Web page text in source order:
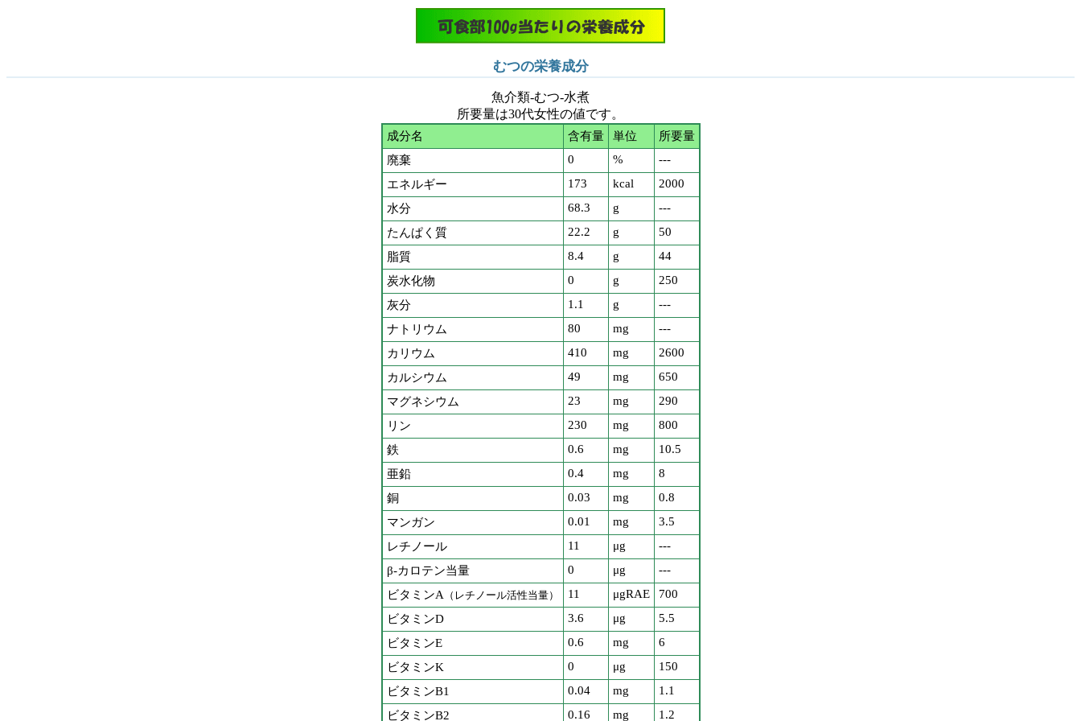
むつの栄養成分
魚介類-むつ-水煮
所要量は30代女性の値です。
成分名 含有量 単位
所要量
廃棄
0 %
---
エネルギー
173 kcal
2000
水分
68.3 g
---
たんぱく質
22.2 g
50
脂質
8.4 g
44
炭水化物
0 g
250
灰分
1.1 g
---
ナトリウム
80 mg
---
カリウム
410 mg
2600
カルシウム
49 mg
650
マグネシウム
23 mg
290
リン
230 mg
800
鉄
0.6 mg
10.5
亜鉛
0.4 mg
8
銅
0.03 mg
0.8
マンガン
0.01 mg
3.5
レチノール
11 μg
---
β-カロテン当量
0 μg
---
ビタミンA（レチノール活性当量） 11 μgRAE
700
ビタミンD
3.6 μg
5.5
ビタミンE
0.6 mg
6
ビタミンK
0 μg
150
ビタミンB1
0.04 mg
1.1
ビタミンB2
0.16 mg 1.2